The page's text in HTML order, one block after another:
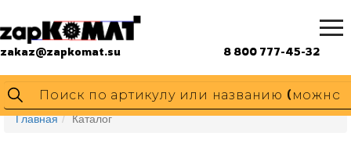
zakaz@zapkomat.su 8 800 777-45-32
Главная Каталог